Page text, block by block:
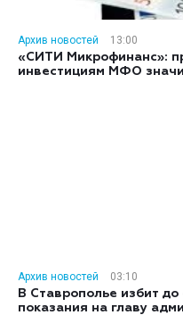
Архив новостей
13:00
«СИТИ Микрофинанс»:
инвестициям МФО
Архив новостей
03:10
В Ставрополье избит
показания на главу